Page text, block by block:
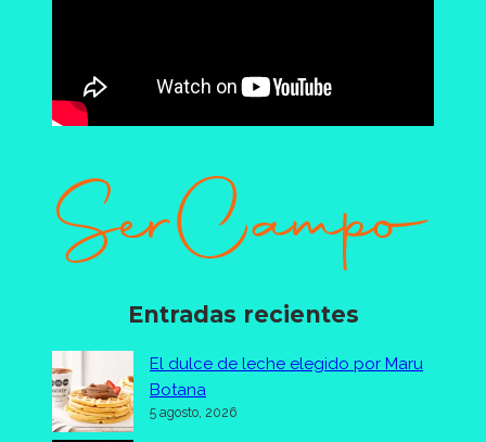
Entradas recientes
El dulce de leche elegido por Maru
Botana
5 agosto, 2026